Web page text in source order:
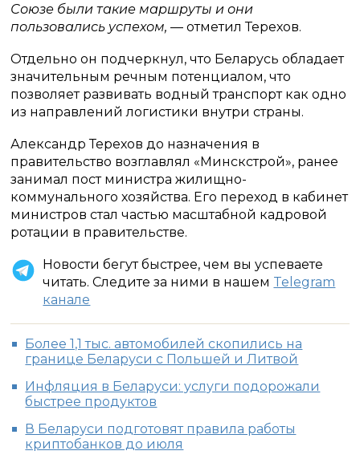
Союзе были такие маршруты и они
пользовались успехом,— отметил Терехов.
Отдельно он подчеркнул, что Беларусь обладает
значительным речным потенциалом, что
позволяет развивать водный транспорт как одно
из направлений логистики внутри страны.
Александр Терехов до назначения в
правительство возглавлял «Минскстрой», ранее
занимал пост министра жилищно-
коммунального хозяйства. Его переход в кабинет
министров стал частью масштабной кадровой
ротации в правительстве.
Новости бегут быстрее, чем вы успеваете
читать. Следите за ними в нашем Telegram
канале
Более 1,1 тыс. автомобилей скопились на
границе Беларуси с Польшей и Литвой
Инфляция в Беларуси: услуги подорожали
быстрее продуктов
В Беларуси подготовят правила работы
криптобанков до июля